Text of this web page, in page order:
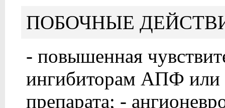
ПОБОЧНЫЕ
- повышенная
ингибиторам АПФ или
препарата; -